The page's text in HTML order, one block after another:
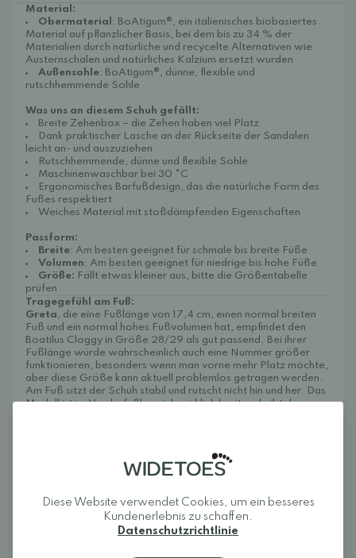
Material:
Obermaterial : BoAtigum®, ein italienisches biobasiertes
Material auf pflanzlicher Basis, bei dem bis zu 34 % der
Materialien durch natürliche und recycelte Alternativen wie
Austernschalen und natürliches Kalzium ersetzt wurden
Außensohle: BoAtigum®, dünne, flexible und
rutschhemmende Sohle
Was uns an diesem Schuh gefällt:
Breite Zehenbox – die Zehen haben viel Platz
Dank praktischer Lasche an der Rückseite der Sandalen
leicht an- und auszuziehen
Rutschhemmende, dünne und flexible Sohle
Maschinenwaschbar bei 30 °C
Ergonomisches Barfußdesign, das die natürliche Form des
Fußes respektiert
Weiches Material mit stoßdämpfenden Eigenschaften
Passform:
Breite: Am besten geeignet für schmale bis breite Füße
Volumen: Am besten geeignet für niedrige bis hohe Füße
Größe: Fällt etwas kleiner aus, bitte die Größentabelle
prüfen
Tragegefühl am Fuß:
Greta, die eine Fußlänge von 17,4 cm, einen normal breiten
Fuß und ein normal hohes Fußvolumen hat, empfindet den
Boatilus Cloggy in Größe 28/29 als gut passend. Bei ihrer
Fußlänge würde wahrscheinlich auch eine Nummer größer
funktionieren, besonders wenn man vorne mehr Platz möchte,
aber diese Größe kann aktuell problemlos getragen werden.
Am Fuß sitzt der Schuh stabil und rutscht nicht hin und her. Das
Modell ist im Vorderfußbereich wirklich breit und gibt den
Boatilus-Schuhe sind leicht zu reinigen – einfach unter dem
Hergestellt in einem einteiligen, gegossenen Design für eine
verbesserte Recyclingfähigkeit. Das Material ist zu 100 %
Diese Website verwendet Cookies, um ein besseres
Kundenerlebnis zu schaffen.
Datenschutzrichtlinie